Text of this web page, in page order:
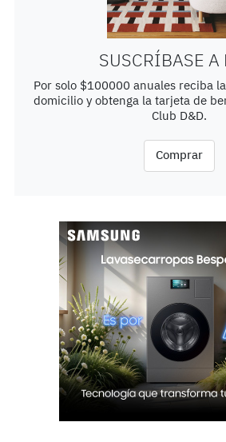
SUSCRÍBASE A
Por solo $100000 anuales reciba
domicilio y obtenga la tarjeta de
Club D&D.
Comprar